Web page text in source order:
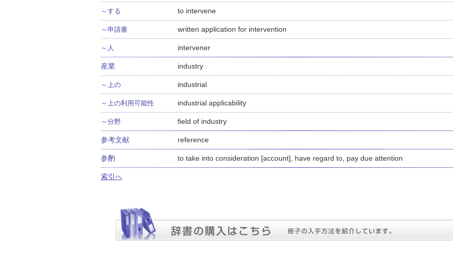
～する to intervene
～申請書 written application for intervention
～人 intervener
産業 industry
～上の industrial
～上の利用可能性 industrial applicability
～分野 field of industry
参考文献 reference
参酌 to take into consideration [account], have regard to, pay due attention
索引へ